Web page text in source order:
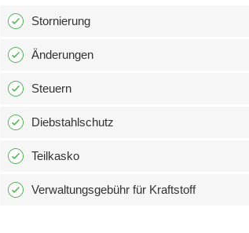
Stornierung
Änderungen
Steuern
Diebstahlschutz
Teilkasko
Verwaltungsgebühr für Kraftstoff